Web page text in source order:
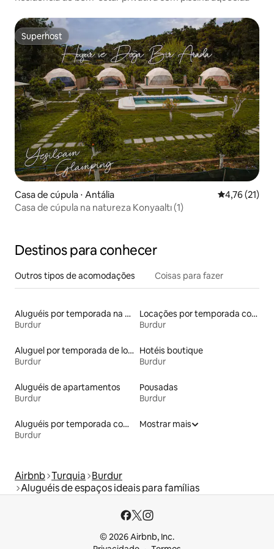
Superhost
Superhost
Casa de cúpula ⋅ Antália 4,76 de uma
4,76 (21)
Casa de cúpula na natureza Konyaaltı (1)
Destinos para conhecer
Outros tipos de acomodações Coisas para fazer
Aluguéis por temporada na orla
Burdur
Locações por temporada com piscina
Burdur
Aluguel por temporada de lofts
Burdur
Hotéis boutique
Burdur
Aluguéis de apartamentos
Burdur
Pousadas
Burdur
Aluguéis por temporada com sauna
Burdur
Mostrar mais
Airbnb Turquia Burdur
Aluguéis de espaços ideais para famílias
© 2026 Airbnb, Inc.